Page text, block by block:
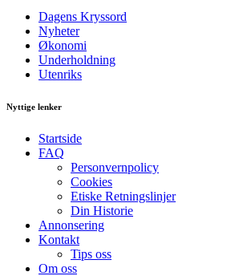
Dagens Kryssord
Nyheter
Økonomi
Underholdning
Utenriks
Nyttige lenker
Startside
FAQ
Personvernpolicy
Cookies
Etiske Retningslinjer
Din Historie
Annonsering
Kontakt
Tips oss
Om oss